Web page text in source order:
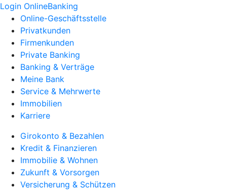
Login OnlineBanking
Online-Geschäftsstelle
Privatkunden
Firmenkunden
Private Banking
Banking & Verträge
Meine Bank
Service & Mehrwerte
Immobilien
Karriere
Girokonto & Bezahlen
Kredit & Finanzieren
Immobilie & Wohnen
Zukunft & Vorsorgen
Versicherung & Schützen